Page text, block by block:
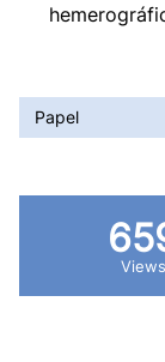
Papel
Views